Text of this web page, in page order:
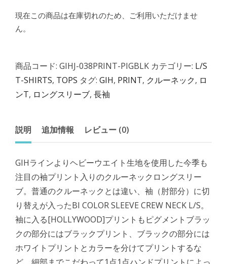
現在この商品は在庫切れのため、ご利用いただけませ
ん。
商品コード: GIHJ-038PRINT-PIGBLK カテゴリー: L/S
T-SHIRTS, TOPS タグ: GIH, PRINT, クルーネック, ロ
ンT, ロングスリーブ, 長袖
説明 追加情報 レビュー (0)
GIHラインよりヘビーウエイト生地を使用した今季も
注目の袖プリント入りのクルーネックロングスリー
ブ。普通のクルーネックとは違い、袖（肘部分）に切
り替えが入ったBI COLOR SLEEVE CREW NECK L/S。
袖に入る[HOLLYWOOD]プリントもピグメントブラッ
クの部分にはブラックプリント、ブラックの部分には
ホワイトプリントとカラーを分けてプリントするな